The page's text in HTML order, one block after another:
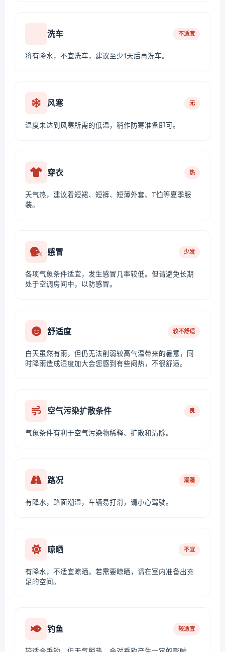
洗车 不适宜
将有降水，不宜洗车，建议至少1天后再洗车。
风寒 无
温度未达到风寒所需的低温，稍作防寒准备即可。
穿衣 热
天气热，建议着短裙、短裤、短薄外套、T恤等夏季服
装。
感冒 少发
各项气象条件适宜，发生感冒几率较低。但请避免长期
处于空调房间中，以防感冒。
舒适度 较不舒适
白天虽然有雨，但仍无法削弱较高气温带来的暑意，同
时降雨造成湿度加大会您感到有些闷热，不很舒适。
空气污染扩散条件 良
气象条件有利于空气污染物稀释、扩散和清除。
路况 潮湿
有降水，路面潮湿，车辆易打滑，请小心驾驶。
晾晒 不宜
有降水，不适宜晾晒。若需要晾晒，请在室内准备出充
足的空间。
钓鱼 较适宜